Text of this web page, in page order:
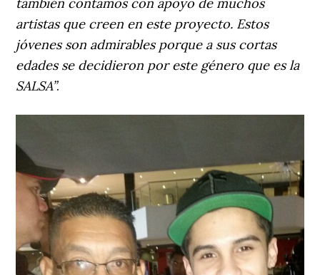
también contamos con apoyo de muchos
artistas que creen en este proyecto. Estos
jóvenes son admirables porque a sus cortas
edades se decidieron por este género que es la
SALSA”.